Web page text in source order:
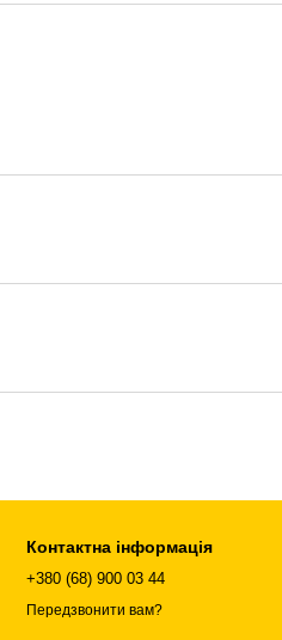
Контактна інформація
+380 (68) 900 03 44
Передзвонити вам?